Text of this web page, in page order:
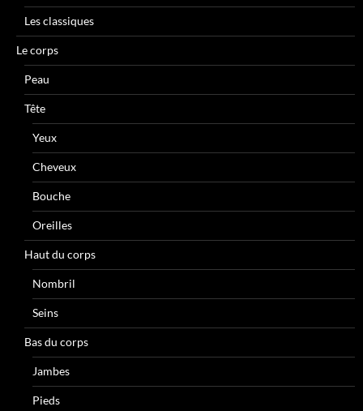
Les classiques
Le corps
Peau
Tête
Yeux
Cheveux
Bouche
Oreilles
Haut du corps
Nombril
Seins
Bas du corps
Jambes
Pieds